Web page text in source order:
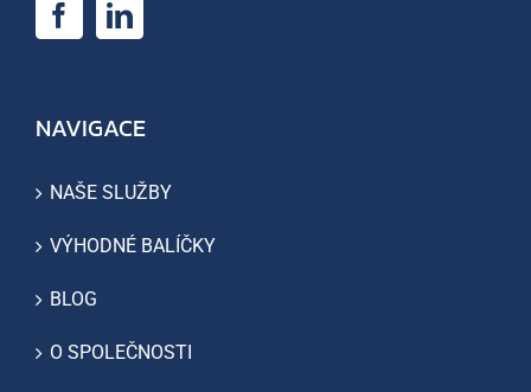
NAVIGACE
NAŠE SLUŽBY
VÝHODNÉ BALÍČKY
BLOG
O SPOLEČNOSTI